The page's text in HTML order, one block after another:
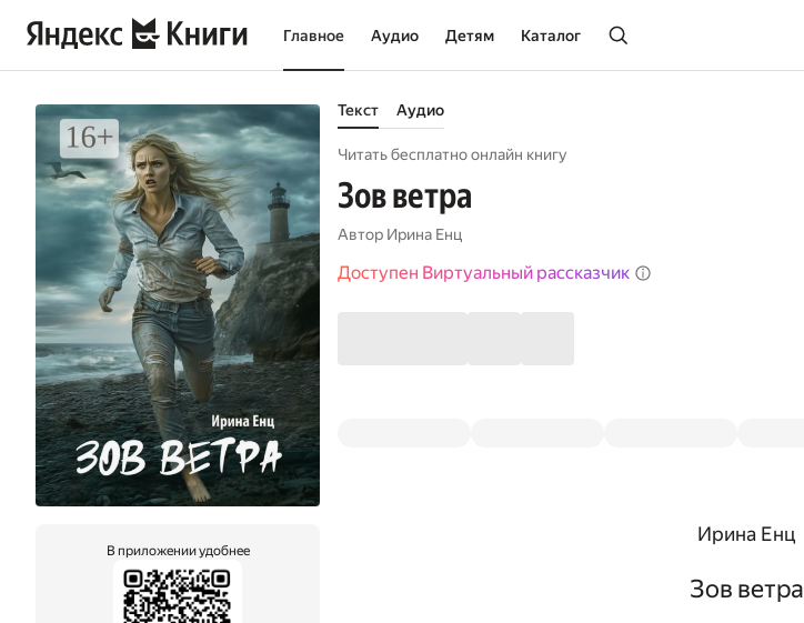
Главное Аудио Детям Каталог
В приложении удобнее
Текст Аудио
Читать бесплатно онлайн книгу
Зов ветра
Автор Ирина Енц
Доступен Виртуальный рассказчик
Ирина Енц
Зов ветра